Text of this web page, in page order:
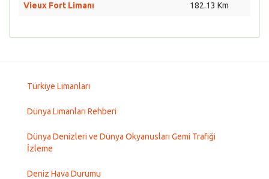
Vieux Fort Limanı 182.13 Km
Türkiye Limanları
Dünya Limanları Rehberi
Dünya Denizleri ve Dünya Okyanusları Gemi Trafiği
İzleme
Deniz Hava Durumu